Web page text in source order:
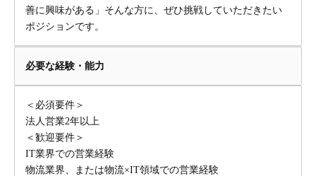
善に興味がある」そんな方に、ぜひ挑戦していただきたい
ポジションです。
必要な経験・能力
＜必須要件＞
法人営業2年以上
＜歓迎要件＞
IT業界での営業経験
物流業界、または物流×IT領域での営業経験